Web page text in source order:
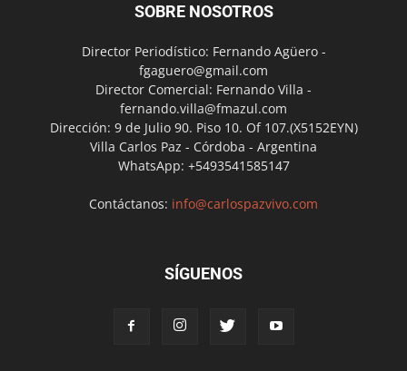
SOBRE NOSOTROS
Director Periodístico: Fernando Agüero -
fgaguero@gmail.com
Director Comercial: Fernando Villa -
fernando.villa@fmazul.com
Dirección: 9 de Julio 90. Piso 10. Of 107.(X5152EYN)
Villa Carlos Paz - Córdoba - Argentina
WhatsApp: +5493541585147
Contáctanos: info@carlospazvivo.com
SÍGUENOS